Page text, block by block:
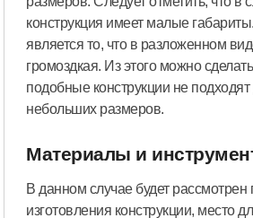
конструкция имеет малые
является то, что в разложенном
громоздкая. Из этого можно
подобные конструкции не
небольших размеров.
Материалы и
В данном случае будет рассмотрен
изготовления конструкции, место